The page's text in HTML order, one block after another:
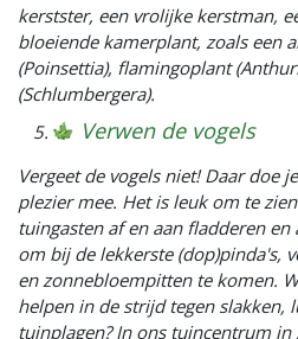
kerstster, een vrolijke kerstman,
bloeiende kamerplant, zoals een
(Poinsettia), flamingoplant
(Schlumbergera).
Verwen de vogels
Vergeet de vogels niet! Daar doe
plezier mee. Het is leuk om te
tuingasten af en aan fladderen
om bij de lekkerste (dop)pinda's,
en zonnebloempitten te komen.
helpen in de strijd tegen slakken,
tuinplagen? In ons tuincentrum